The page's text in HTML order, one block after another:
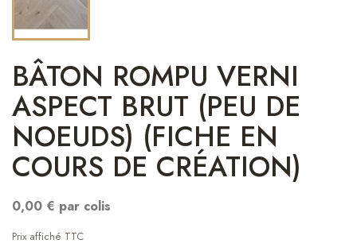
BÂTON ROMPU VERNI
ASPECT BRUT (PEU DE
NOEUDS) (FICHE EN
COURS DE CRÉATION)
0,00 € par colis
Prix affiché TTC